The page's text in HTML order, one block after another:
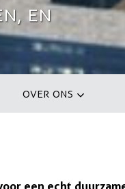
en
OVER ONS
een echt